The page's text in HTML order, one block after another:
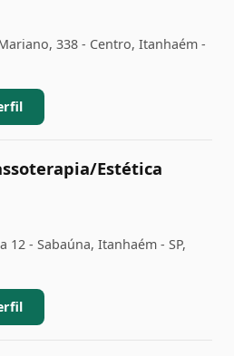
338 - Centro, Itanhaém -
Estética
12 - Sabaúna, Itanhaém - SP,